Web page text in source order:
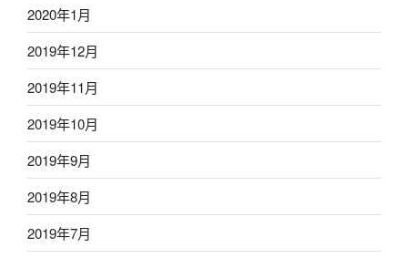
2020年1月
2019年12月
2019年11月
2019年10月
2019年9月
2019年8月
2019年7月